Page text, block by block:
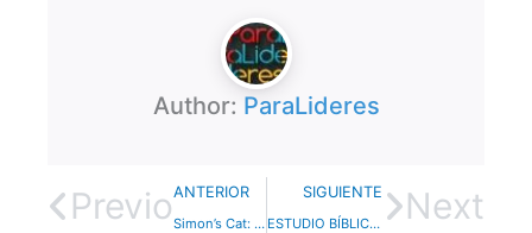
Author: ParaLideres
PrevioANTERIOR
Simon’s Cat: buenos cortitos para utilizar antes de las reuniones
SIGUIENTE
ESTUDIO BÍBLICO – Yo Soy – Parte 7 Next